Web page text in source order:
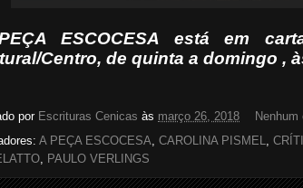
ESCOCESA está em
Centro, de quinta a domingo ,
por Escrituras Cenicas às março 26, 2018
Nenhum
A PEÇA ESCOCESA CAROLINA PISMEL
PAULO VERLINGS